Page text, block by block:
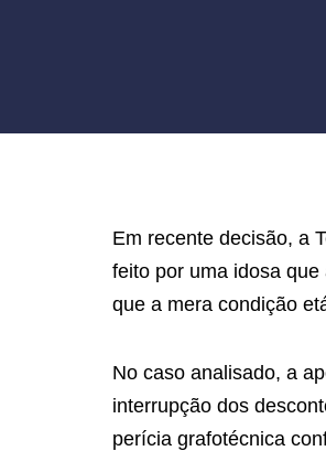
Em recente decisão, a
feito por uma idosa
que a mera condição
No caso analisado, a
interrupção dos
perícia grafotécnica